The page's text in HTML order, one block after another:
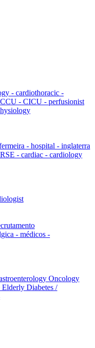
- cardiothoracic -
- CICU - perfusionist
- hospital - inglaterra
- cardiac - cardiology
- médicos -
Oncology
Diabetes /